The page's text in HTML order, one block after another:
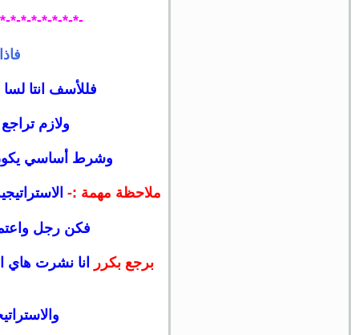
*-*-*-*-*-*-*-
فللأسف انتا لسا
ولازم
وشرط أساسي يكون
ملاحظة مهمة :-
فكن رجل
برجع بكرر
انا نشرت هاي